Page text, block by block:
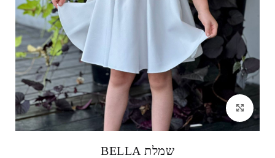
לחצי להגדלה
שמלת BELLA